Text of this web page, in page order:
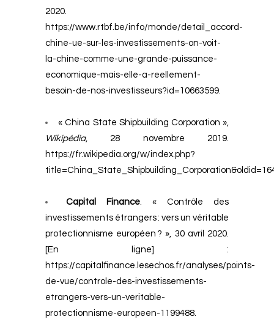
2020.
https://www.rtbf.be/info/monde/detail_accord-
chine-ue-sur-les-investissements-on-voit-
la-chine-comme-une-grande-puissance-
economique-mais-elle-a-reellement-
besoin-de-nos-investisseurs?id=10663599.
« China State Shipbuilding Corporation »,
Wikipédia, 28 novembre 2019.
https://fr.wikipedia.org/w/index.php?
Capital Finance. « Contrôle des
investissements étrangers : vers un véritable
protectionnisme européen ? », 30 avril 2020.
[En ligne] :
https://capitalfinance.lesechos.fr/analyses/points-
de-vue/controle-des-investissements-
etrangers-vers-un-veritable-
protectionnisme-europeen-1199488.